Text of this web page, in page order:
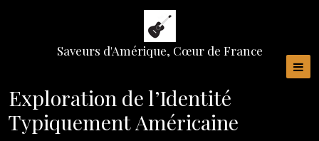
Saveurs d'Amérique, Cœur de France
Exploration de l’Identité
Typiquement Américaine